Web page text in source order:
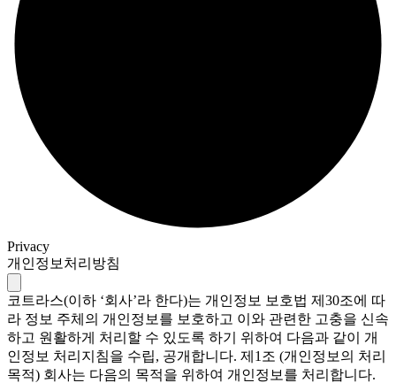
Privacy
개인정보처리방침
코트라스(이하 ‘회사’라 한다)는 개인정보 보호법 제30조에 따
라 정보 주체의 개인정보를 보호하고 이와 관련한 고충을 신속
하고 원활하게 처리할 수 있도록 하기 위하여 다음과 같이 개
인정보 처리지침을 수립, 공개합니다. 제1조 (개인정보의 처리
목적) 회사는 다음의 목적을 위하여 개인정보를 처리합니다.